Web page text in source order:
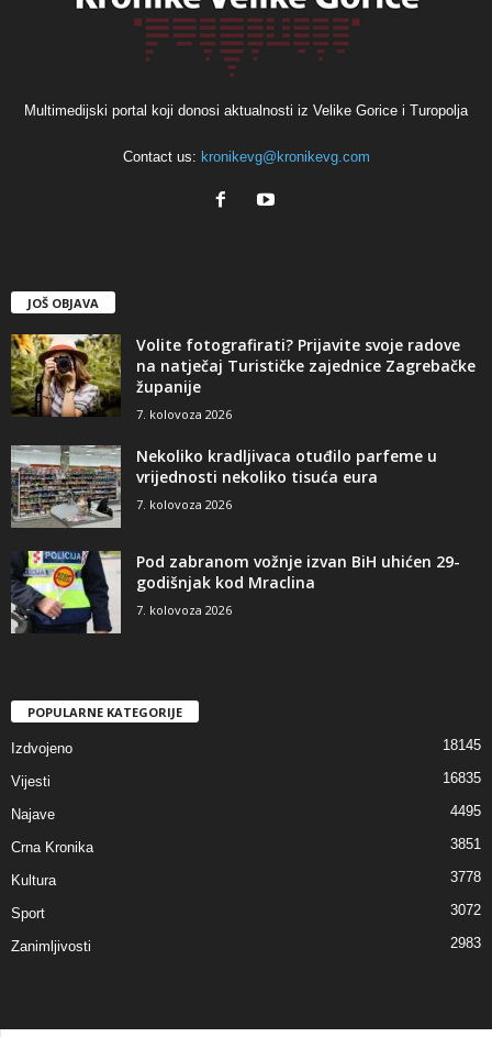
Multimedijski portal koji donosi aktualnosti iz Velike Gorice i Turopolja
Contact us: kronikevg@kronikevg.com
JOŠ OBJAVA
Volite fotografirati? Prijavite svoje radove
na natječaj Turističke zajednice Zagrebačke
županije
7. kolovoza 2026
Nekoliko kradljivaca otuđilo parfeme u
vrijednosti nekoliko tisuća eura
7. kolovoza 2026
Pod zabranom vožnje izvan BiH uhićen 29-
godišnjak kod Mraclina
7. kolovoza 2026
POPULARNE KATEGORIJE
Izdvojeno 18145
Vijesti 16835
Najave 4495
Crna Kronika 3851
Kultura 3778
Sport 3072
Zanimljivosti 2983